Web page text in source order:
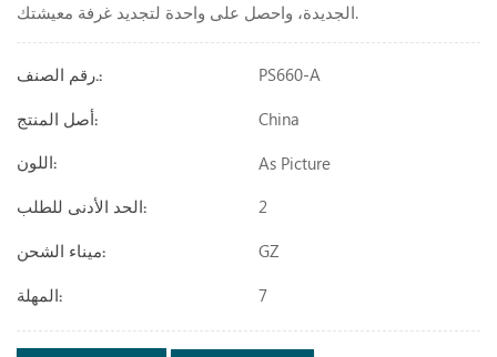
الجديدة، واحصل على واحدة لتجديد غرفة معيشتك.
رقم الصنف.: PS660-A
أصل المنتج: China
اللون: As Picture
الحد الأدنى للطلب: 2
ميناء الشحن: GZ
المهلة: 7